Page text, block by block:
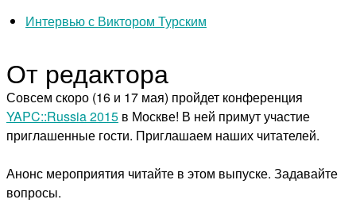
Интервью с Виктором Турским
От редактора
Совсем скоро (16 и 17 мая) пройдет конференция
YAPC::Russia 2015 в Москве! В ней примут участие
приглашенные гости. Приглашаем наших читателей.
Анонс мероприятия читайте в этом выпуске. Задавайте
вопросы.